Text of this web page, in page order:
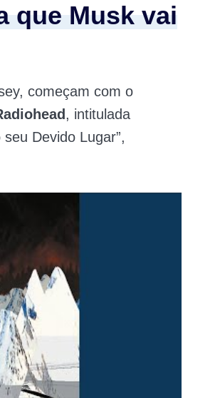
que Musk vai
começam com o
, intitulada
seu Devido Lugar”,